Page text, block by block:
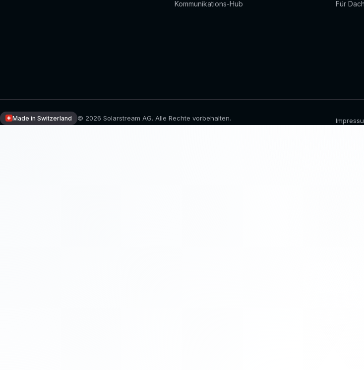
Kommunikations-Hub
Für
Made in Switzerland © 2026 Solarstream AG. Alle Rechte vorbehalten.